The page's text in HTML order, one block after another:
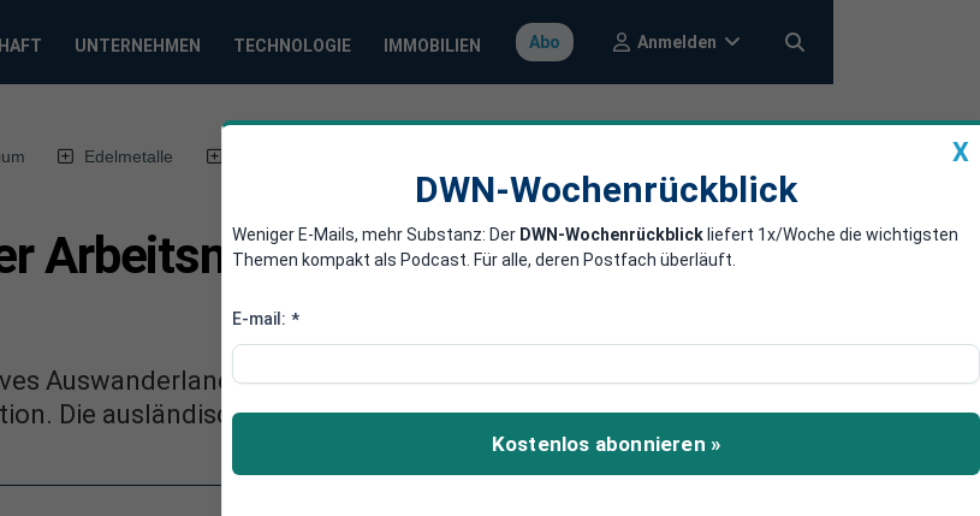
UNTERNEHMEN TECHNOLOGIE IMMOBILIEN Abo Anmelden
Edelmetalle
Arbeitsmarkt: Die Attraktivität
Auswanderland bekannt. Umso überraschender nun die
Die ausländischen Kurzarbeiter bleiben weg.
X
DWN-Wochenrückblick
Weniger E-Mails, mehr Substanz: Der DWN-Wochenrückblick liefert 1x/Woche die wichtigsten
Themen kompakt als Podcast. Für alle, deren Postfach überläuft.
E-mail: *
Kostenlos abonnieren »